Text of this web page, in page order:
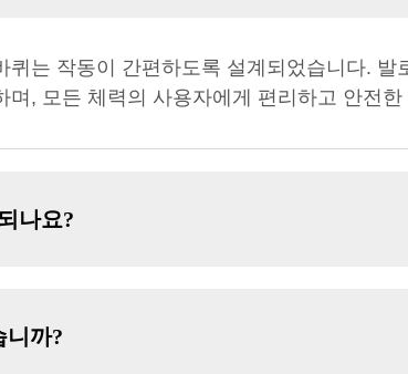
는 작동이 간편하도록 설계되었습니다.
, 모든 체력의 사용자에게 편리하고 안전
나요?
니까?